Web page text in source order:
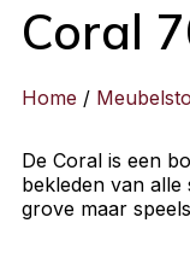
Coral
Home /
De Coral is een
bekleden van
grove maar